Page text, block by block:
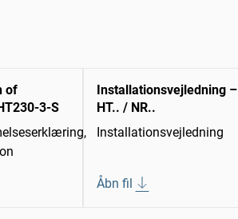
of
3-S
Installationsvejledning –
HT.. / NR..
Installationsvejledning
Åbn fil